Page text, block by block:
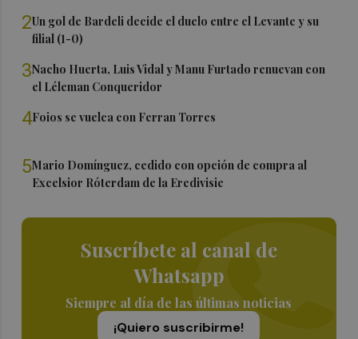
2Un gol de Bardeli decide el duelo entre el Levante y su
filial (1-0)
3Nacho Huerta, Luis Vidal y Manu Furtado renuevan con
el Léleman Conqueridor
4Foios se vuelca con Ferran Torres
5Mario Domínguez, cedido con opción de compra al
Excelsior Róterdam de la Eredivisie
Suscríbete al canal de
Whatsapp
Siempre al día de las últimas noticias
¡Quiero suscribirme!